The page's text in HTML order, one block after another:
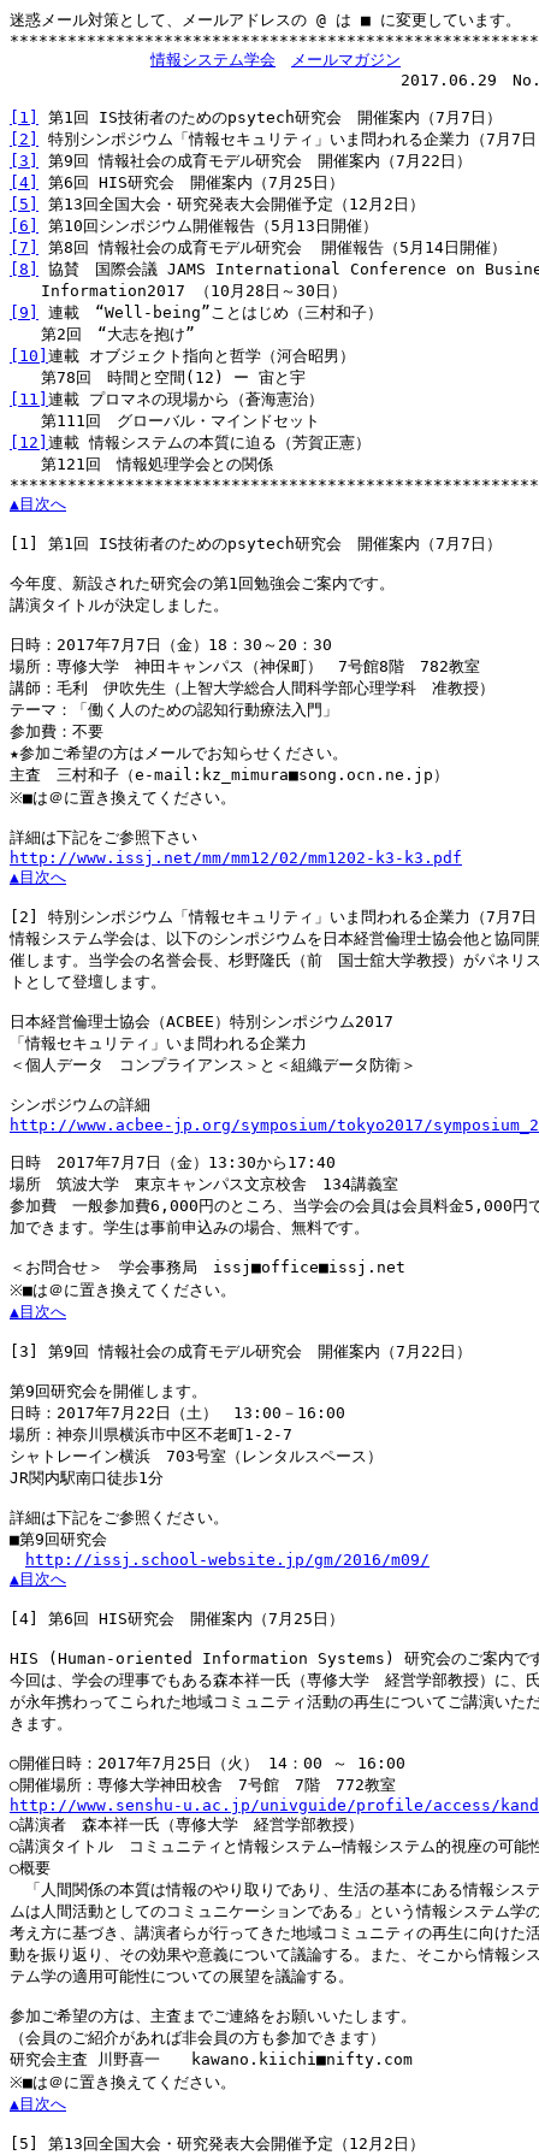
迷惑メール対策として、メールアドレスの @ は ■ に変更しています。
情報システム学会
メールマガジン
2017.06.29　No.12-
[1]
[2]
[3]
[4]
[5]
[6]
[7]
[8]
協賛　国際会議 JAMS International Conference on
[9]
連載　“Well-being”ことはじめ（三村和子）
[10] 連載 オブジェクト指向と哲学（河合昭男）
[11] 連載 プロマネの現場から（蒼海憲治）
[12] 連載 情報システムの本質に迫る（芳賀正憲）
第121回　情報処理学会との関係
▲目次へ
[1] 第1回 IS技術者のためのpsytech研究会　開催案内（7月7日）
今年度、新設された研究会の第1回勉強会ご案内です。
講演タイトルが決定しました。
日時：2017年7月7日（金）18：30～20：30
場所：専修大学　神田キャンパス（神保町）　7号館8階　782教室
講師：毛利　伊吹先生（上智大学総合人間科学部心理学科　准教授）
テーマ：「働く人のための認知行動療法入門」
参加費：不要
★参加ご希望の方はメールでお知らせください。
主査　三村和子（e-mail:kz_mimura■song.ocn.ne.jp）
※■は＠に置き換えてください。
http://www.issj.net/mm/mm12/02/mm1202-k3-k3.pdf
▲目次へ
[2]
特別シンポジウム「情報セキュリティ」いま問われる企業力（7月7
情報システム学会は、以下のシンポジウムを日本経営倫理士協会他と協同
催します。当学会の名誉会長、杉野隆氏（前　国士舘大学教授）がパネリ
トとして登壇します。
日本経営倫理士協会（ACBEE）特別シンポジウム2017
「情報セキュリティ」いま問われる企業力
＜個人データ　コンプライアンス＞と＜組織データ防衛＞
http://www.acbee-jp.org/symposium/tokyo2017/
日時　2017年7月7日（金）13:30から17:40
場所　筑波大学　東京キャンパス文京校舎　134講義室
参加費　一般参加費6,000円のところ、当学会の会員は会員料金5,000円
加できます。学生は事前申込みの場合、無料です。
＜お問合せ＞　学会事務局　issj■office■issj.net
▲目次へ
[3] 第9回 情報社会の成育モデル研究会　開催案内（7月22日）
第9回研究会を開催します。
日時：2017年7月22日（土）　13:00－16:00
場所：神奈川県横浜市中区不老町1-2-7
シャトレーイン横浜　703号室（レンタルスペース）
JR関内駅南口徒歩1分
詳細は下記をご参照ください。
■第9回研究会
http://issj.school-website.jp/gm/2016/m09/
▲目次へ
[4] 第6回 HIS研究会　開催案内（7月25日）
HIS (Human-oriented Information Systems) 研究会のご案内で
今回は、学会の理事でもある森本祥一氏（専修大学　経営学部教授）に、
が永年携わってこられた地域コミュニティ活動の再生についてご講演いた
きます。
○開催日時：2017年7月25日（火） 14：00 ～ 16:00
http://www.senshu-u.ac.jp/univguide/profile/access/
○講演者　森本祥一氏（専修大学　経営学部教授）
○講演タイトル　コミュニティと情報システム―情報システム的視座の可能
○概要
「人間関係の本質は情報のやり取りであり、生活の基本にある情報シス
ムは人間活動としてのコミュニケーションである」という情報システム学
考え方に基づき、講演者らが行ってきた地域コミュニティの再生に向けた
動を振り返り、その効果や意義について議論する。また、そこから情報シ
テム学の適用可能性についての展望を議論する。
参加ご希望の方は、主査までご連絡をお願いいたします。
（会員のご紹介があれば非会員の方も参加できます）
研究会主査 川野喜一　　kawano.kiichi■nifty.com
▲目次へ
[5]
第13回全国大会・研究発表大会開催予定（12月2日）